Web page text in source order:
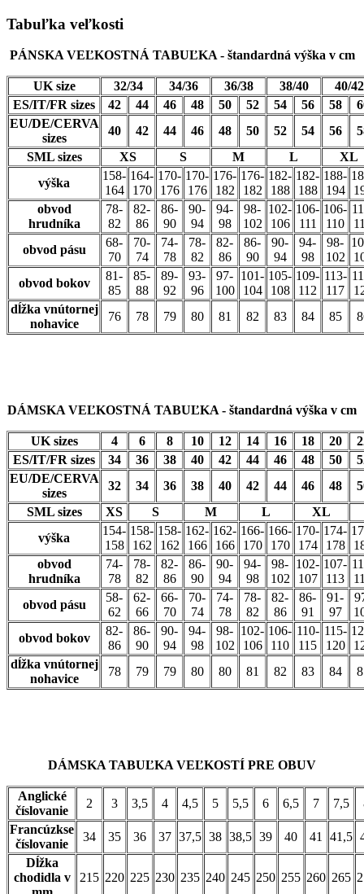
Tabuľka veľkosti
PÁNSKA VEĽKOSTNÁ TABUĽKA - štandardná výška v cm
UK size 32/34 34/36 36/38 38/40
40/42
ES/IT/FR sizes
42 44 46 48 50 52 54 56 58
EU/DE/CERVA
sizes
40 42 44 46 48 50 52 54 56
SML sizes
XS S M L
XL
výška
158-
164
164-
170
170-
176
170-
176
176-
182
176-
182
182-
188
182-
188
188-
194
obvod
hrudníka
78-
82
82-
86
86-
90
90-
94
94-
98
98-
102
102-
106
106-
111
106-
110
obvod pásu
68-
70
70-
74
74-
78
78-
82
82-
86
86-
90
90-
94
94-
98
98-
102
obvod bokov
81-
85
85-
88
89-
92
93-
96
97-
100
101-
104
105-
108
109-
112
113-
117
dĺžka vnútornej
nohavice
76 78 79 80 81 82 83 84 85
DÁMSKA VEĽKOSTNÁ TABUĽKA - štandardná výška v cm
UK sizes 4 6 8 10 12 14 16 18 20
ES/IT/FR sizes
34 36 38 40 42 44 46 48 50
EU/DE/CERVA
sizes
32 34 36 38 40 42 44 46 48
SML sizes
XS S M L
XL
výška
154-
158
158-
162
158-
162
162-
166
162-
166
166-
170
166-
170
170-
174
174-
178
obvod
hrudníka
74-
78
78-
82
82-
86
86-
90
90-
94
94-
98
98-
102
102-
107
107-
113
obvod pásu
58-
62
62-
66
66-
70
70-
74
74-
78
78-
82
82-
86
86-
91
91-
97
obvod bokov
82-
86
86-
90
90-
94
94-
98
98-
102
102-
106
106-
110
110-
115
115-
120
dĺžka vnútornej
nohavice
78 79 79 80 80 81 82 83 84
DÁMSKA TABUĽKA VEĽKOSTÍ PRE OBUV
Anglické
číslovanie
2 3 3,5 4 4,5 5 5,5 6 6,5 7 7,5
Francúzkse
číslovanie
34 35 36 37 37,5 38 38,5 39 40 41 41,5
Dĺžka
chodidla v
215 220 225 230 235 240 245 250 255 260 265